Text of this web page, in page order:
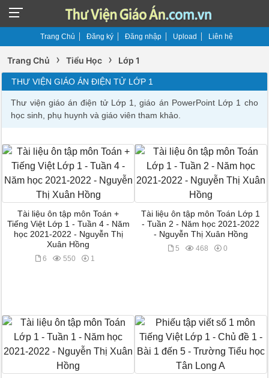
Trang Chủ Đăng ký Đăng nhập Upload Liên hệ
Trang Chủ › Tiểu Học › Lớp 1
THƯ VIỆN GIÁO ÁN ĐIỆN TỬ LỚP 1
Thư viện giáo án điện tử Lớp 1, giáo án PowerPoint Lớp 1 cho
học sinh, phụ huynh và giáo viên tham khảo.
Tài liệu ôn tập môn Toán +
Tiếng Việt Lớp 1 - Tuần 4 - Năm
học 2021-2022 - Nguyễn Thị
Xuân Hồng
6 550 1
Tài liệu ôn tập môn Toán Lớp 1
- Tuần 2 - Năm học 2021-2022
- Nguyễn Thị Xuân Hồng
5 468 0